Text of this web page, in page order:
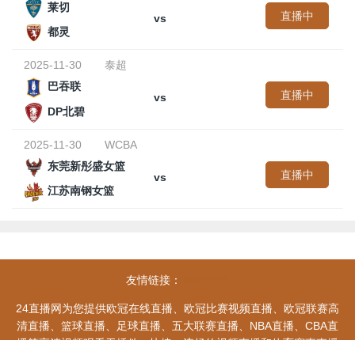
莱切
vs
都灵
直播中
2025-11-30
泰超
巴吞联
vs
DP北碧
直播中
2025-11-30
WCBA
东莞新彤盛女篮
vs
江苏南钢女篮
直播中
友情链接：
24直播网为您提供欧冠在线直播、欧冠比赛视频直播、欧冠联赛高
清直播、篮球直播、足球直播、五大联赛直播、NBA直播、CBA直